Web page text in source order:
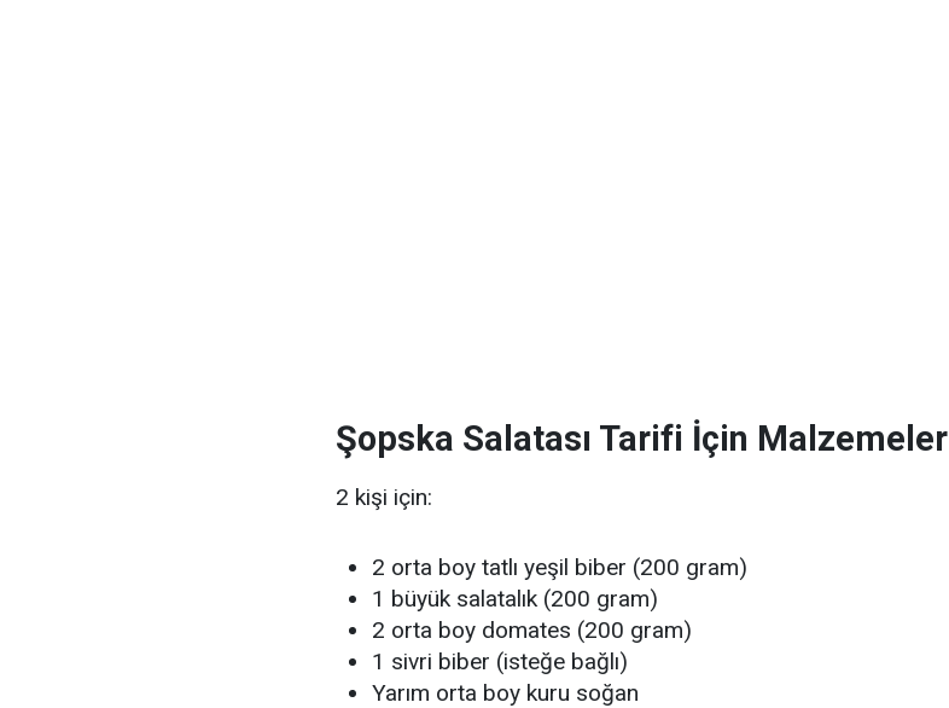
Şopska Salatası Tarifi İçin Malzemeler
2 kişi için:
2 orta boy tatlı yeşil biber (200 gram)
1 büyük salatalık (200 gram)
2 orta boy domates (200 gram)
1 sivri biber (isteğe bağlı)
Yarım orta boy kuru soğan